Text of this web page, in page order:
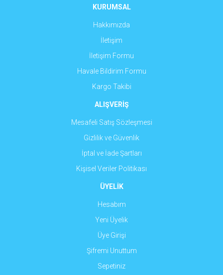
Ürün fiyatı diğer sitelerden daha pahalı.
Gönder
KURUMSAL
Hakkımızda
İletişim
İletişim Formu
Havale Bildirim Formu
Kargo Takibi
ALIŞVERİŞ
Mesafeli Satış Sözleşmesi
Gizlilik ve Güvenlik
İptal ve İade Şartları
Kişisel Veriler Politikası
ÜYELİK
Hesabım
Yeni Üyelik
Üye Girişi
Şifremi Unuttum
Sepetiniz